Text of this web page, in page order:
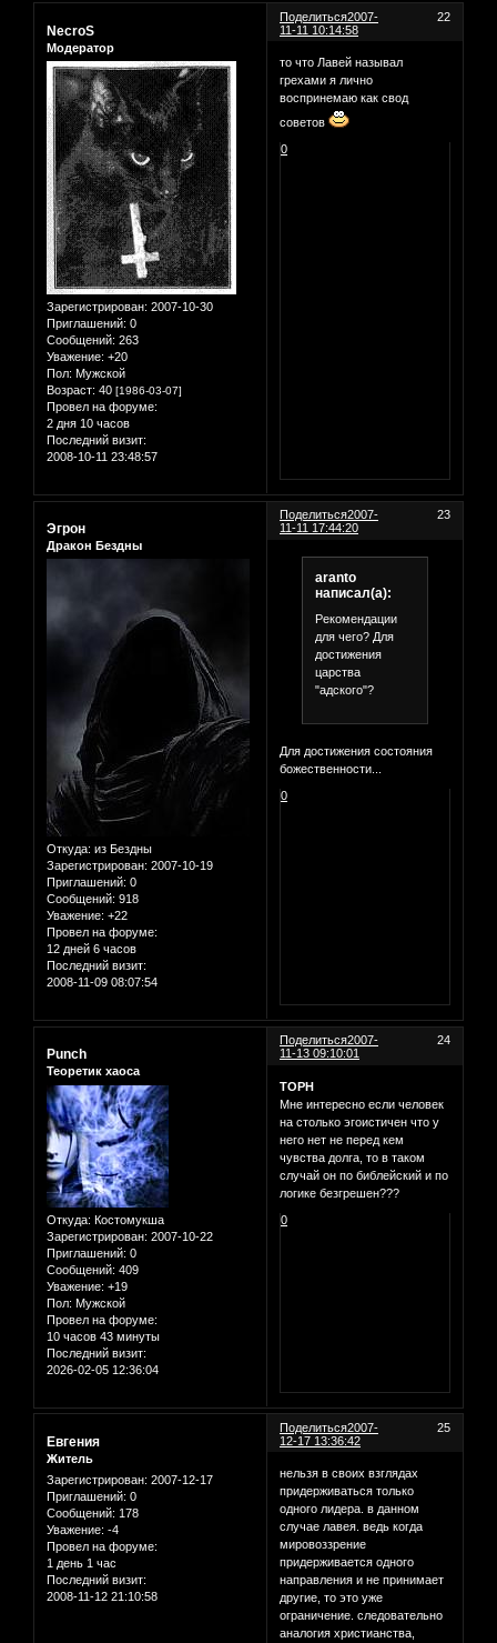
Поделиться 22
2007-
11-11 10:14:58
NecroS
Модератор
Зарегистрирован: 2007-10-30
Приглашений: 0
Сообщений: 263
Уважение: +20
Пол: Мужской
Возраст: 40 [1986-03-07]
Провел на форуме:
2 дня 10 часов
Последний визит:
2008-10-11 23:48:57
то что Лавей называл
грехами я лично
воспринемаю как свод
советов
0
Поделиться 23
2007-
11-11 17:44:20
Эгрон
Дракон Бездны
Откуда: из Бездны
Зарегистрирован: 2007-10-19
Приглашений: 0
Сообщений: 918
Уважение: +22
Провел на форуме:
12 дней 6 часов
Последний визит:
2008-11-09 08:07:54
aranto
написал(а):
Рекомендации
для чего? Для
достижения
царства
"адского"?
Для достижения состояния
божественности...
0
Поделиться 24
2007-
11-13 09:10:01
Punch
Теоретик хаоса
Откуда: Костомукша
Зарегистрирован: 2007-10-22
Приглашений: 0
Сообщений: 409
Уважение: +19
Пол: Мужской
Провел на форуме:
10 часов 43 минуты
Последний визит:
2026-02-05 12:36:04
ТОРН
Мне интересно если человек
на столько эгоистичен что у
него нет не перед кем
чувства долга, то в таком
случай он по библейский и по
логике безгрешен???
0
Поделиться 25
2007-
12-17 13:36:42
Евгения
Житель
Зарегистрирован: 2007-12-17
Приглашений: 0
Сообщений: 178
Уважение: -4
Провел на форуме:
1 день 1 час
Последний визит:
2008-11-12 21:10:58
нельзя в своих взглядах
придерживаться только
одного лидера. в данном
случае лавея. ведь когда
мировоззрение
придерживается одного
направления и не принимает
другие, то это уже
ограничение. следовательно
аналогия христианства,